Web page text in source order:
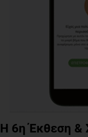
Η 6η Έκθεση &